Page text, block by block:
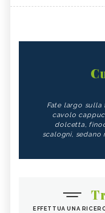
Fate largo
cavolo
dolcetta,
scalogni, sedano
EFFETTUA UNA